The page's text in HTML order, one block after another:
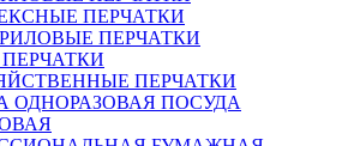
ПЕРЧАТКИ
ПЕРЧАТКИ
ПЕРЧАТКИ
ПОСУДА